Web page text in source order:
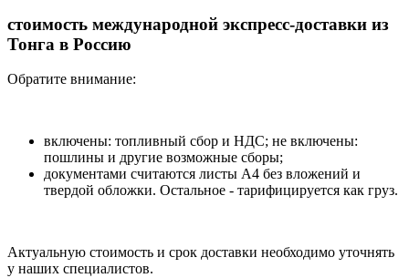
стоимость международной экспресс-доставки из
Тонга в Россию
Обратите внимание:
включены: топливный сбор и НДС; не включены:
пошлины и другие возможные сборы;
документами считаются листы А4 без вложений и
твердой обложки. Остальное - тарифицируется как груз.
Актуальную стоимость и срок доставки необходимо уточнять
у наших специалистов.